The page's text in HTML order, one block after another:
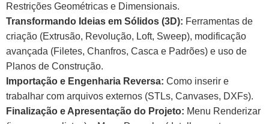
Restrições Geométricas e Dimensionais.
Transformando Ideias em Sólidos (3D): Ferramentas de
criação (Extrusão, Revolução, Loft, Sweep), modificação
avançada (Filetes, Chanfros, Casca e Padrões) e uso de
Planos de Construção.
Importação e Engenharia Reversa: Como inserir e
trabalhar com arquivos externos (STLs, Canvases, DXFs).
Finalização e Apresentação do Projeto: Menu Renderizar